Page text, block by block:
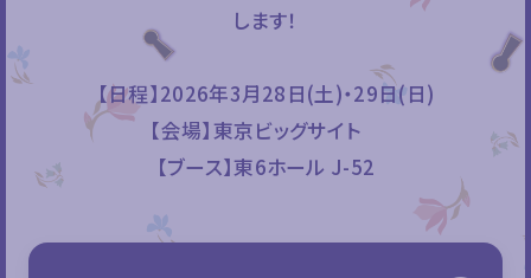
します！
【日程】2026年3月28日(土)・29日(日)
【会場】東京ビッグサイト
【ブース】東6ホール J-52